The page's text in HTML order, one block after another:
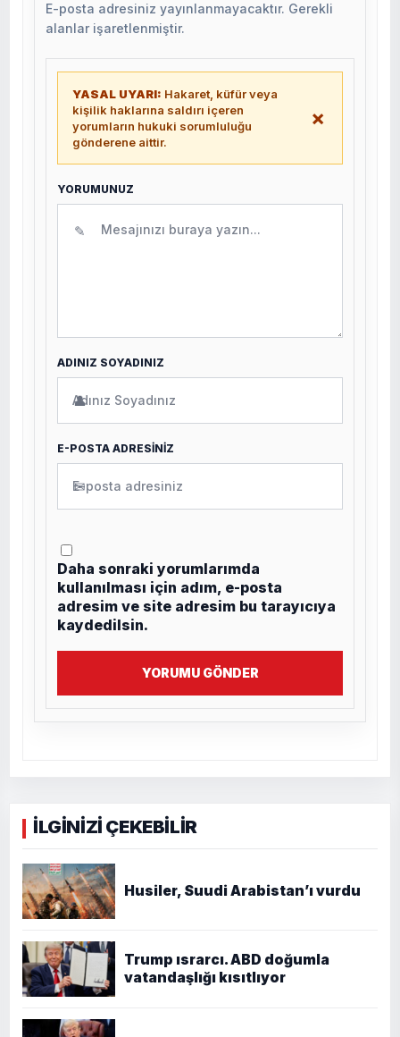
E-posta adresiniz yayınlanmayacaktır. Gerekli
alanlar işaretlenmiştir.
YASAL UYARI: Hakaret, küfür veya
kişilik haklarına saldırı içeren
yorumların hukuki sorumluluğu
gönderene aittir.
×
YORUMUNUZ
✎
ADINIZ SOYADINIZ
👤
E-POSTA ADRESİNİZ
✉
Daha sonraki yorumlarımda
kullanılması için adım, e-posta
adresim ve site adresim bu tarayıcıya
kaydedilsin.
YORUMU GÖNDER
İLGİNİZİ ÇEKEBİLİR
Husiler, Suudi Arabistan’ı vurdu
Trump ısrarcı. ABD doğumla
vatandaşlığı kısıtlıyor